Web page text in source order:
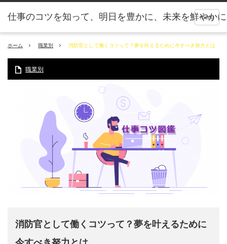
menu
仕事のコツを知って、明日を豊かに、未来を鮮やかに
ホーム 職業別 消防官として働くコツって？夢を叶えるために今すべき努力とは
職業別
消防官として働くコツって？夢を叶えるために